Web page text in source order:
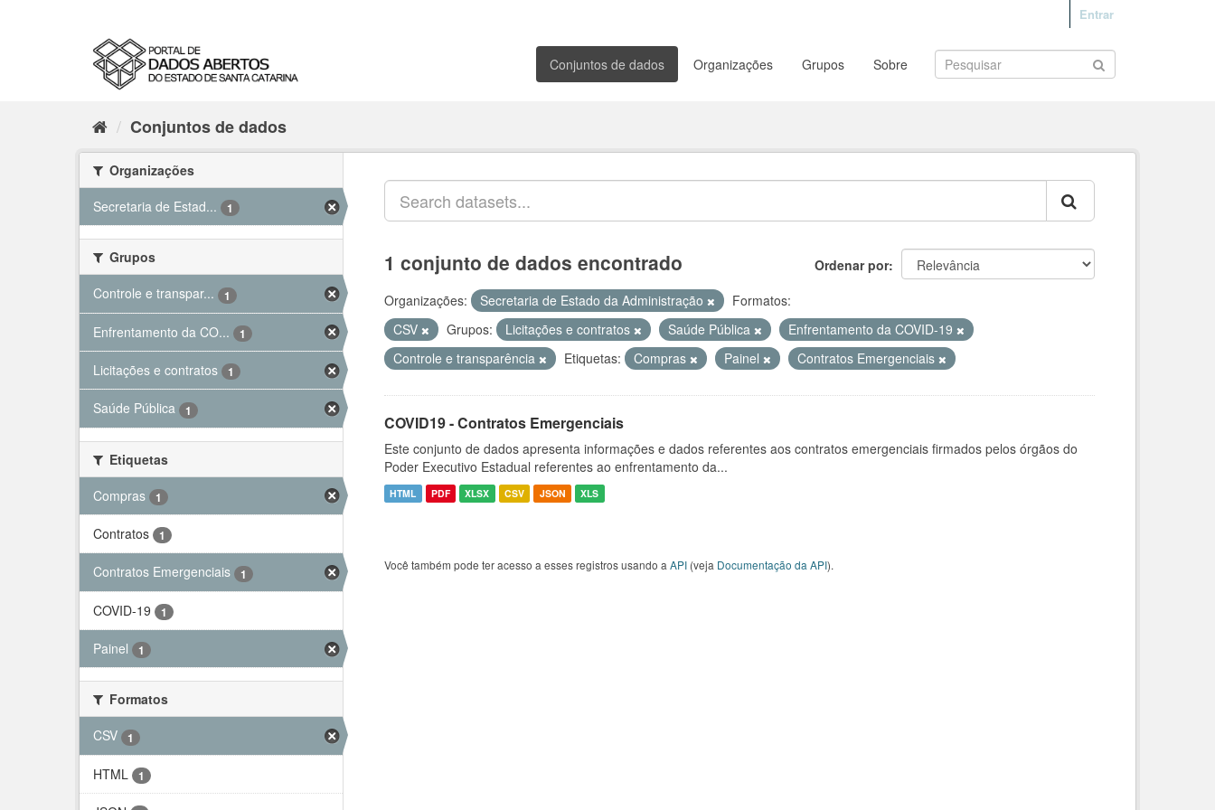
Entrar
Conjuntos de dados Organizações Grupos Sobre
Conjuntos de dados
Organizações
Secretaria de Estad...
1
Grupos
Controle e transpar...
1
Enfrentamento da CO... 1
Licitações e contratos 1
Saúde Pública 1
Etiquetas
Compras
1
Contratos 1
Contratos Emergenciais 1
COVID-19 1
Painel 1
Formatos
CSV
1
HTML 1
Ordenar por
1 conjunto de dados encontrado
Organizações: Secretaria de Estado da Administração
Formatos:
CSV
Grupos: Licitações e contratos Saúde Pública
Enfrentamento da COVID-19
Controle e transparência
Etiquetas: Compras Painel Contratos Emergenciais
COVID19 - Contratos Emergenciais
Este conjunto de dados apresenta informações e dados referentes aos contratos emergenciais firmados pelos órgãos do
Poder Executivo Estadual referentes ao enfrentamento da...
HTML PDF XLSX CSV JSON XLS
Você também pode ter acesso a esses registros usando a API (veja Documentação da API).